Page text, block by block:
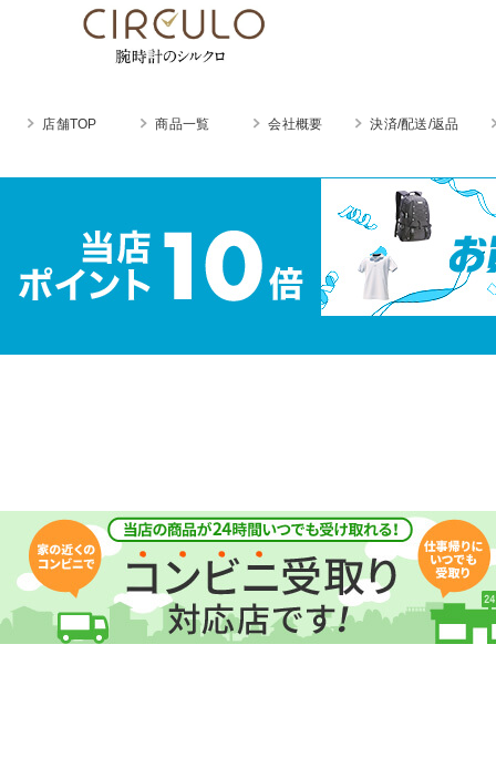
店舗TOP 商品一覧 会社概要 決済/配送/返品